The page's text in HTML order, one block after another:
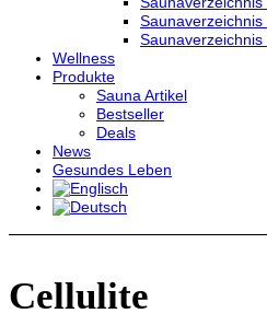
Wellness
Produkte
Sauna Artikel
Bestseller
Deals
News
Gesundes Leben
Cellulite